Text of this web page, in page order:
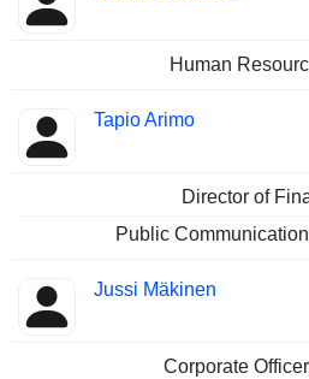
Human
Tapio Arimo
Director of
Public
Jussi Mäkinen
Corporate